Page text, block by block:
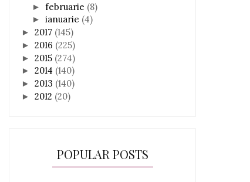
► februarie (8)
► ianuarie (4)
► 2017 (145)
► 2016 (225)
► 2015 (274)
► 2014 (140)
► 2013 (140)
► 2012 (20)
POPULAR POSTS